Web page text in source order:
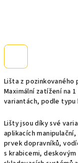
Lišta z pozinkovaného
Maximální zatížení na
variantách, podle
Lišty jsou díky své
aplikacích
prvek dopravníků,
s krabicemi,